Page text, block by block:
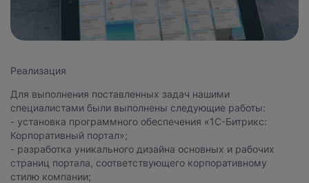
Реализация
Для выполнения поставленных задач нашими
специалистами были выполнены следующие работы:
- установка программного обеспечения «1С-Битрикс:
Корпоративный портал»;
- разработка уникального дизайна основных и рабочих
страниц портала, соответствующего корпоративному
стилю компании;